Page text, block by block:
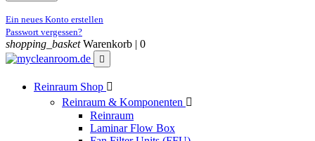
Ein neues Konto erstellen
Passwort vergessen?
shopping_basket Warenkorb | 0

Reinraum Shop 
Reinraum & Komponenten 
Reinraum
Laminar Flow Box